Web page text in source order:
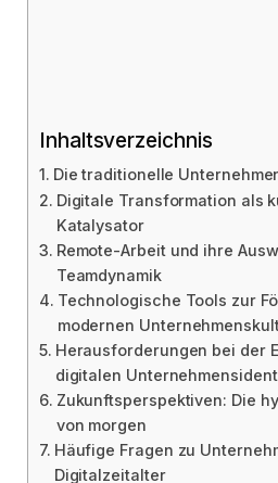
Inhaltsverzeichnis
Die traditionelle
Digitale Transformation als
Katalysator
Remote-Arbeit und ihre
Teamdynamik
Technologische Tools zur
modernen
Herausforderungen bei der
digitalen
Zukunftsperspektiven: Die
von morgen
Häufige Fragen zu
Digitalzeitalter